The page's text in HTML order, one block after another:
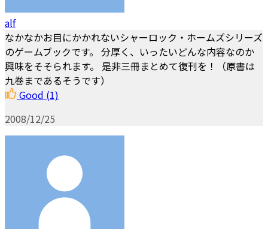
alf
なかなかお目にかかれないシャーロック・ホームズシリーズ
のゲームブックです。 分厚く、いったいどんな内容なのか
興味をそそられます。 是非三冊まとめて復刊を！（原書は
九巻まであるそうです）
Good (1)
2008/12/25